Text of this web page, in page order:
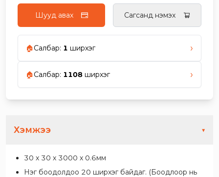
Шууд авах Сагсанд нэмэх
🏠Салбар: 1 ширхэг ›
🏠Салбар: 1108 ширхэг ›
Хэмжээ ▼
30 х 30 х 3000 х 0.6мм
Нэг боодолдоо 20 ширхэг байдаг. (Боодлоор нь